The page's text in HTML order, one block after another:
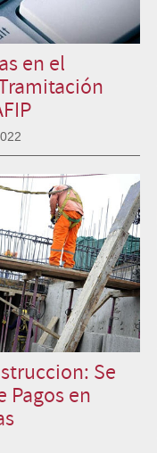
en el
Se
Pagos en